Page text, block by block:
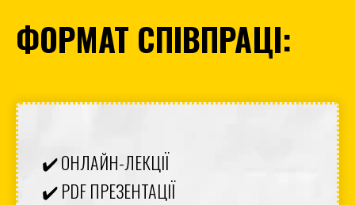
ФОРМАТ СПІВПРАЦІ:
✔️ ОНЛАЙН-ЛЕКЦІЇ
✔️ PDF ПРЕЗЕНТАЦІЇ